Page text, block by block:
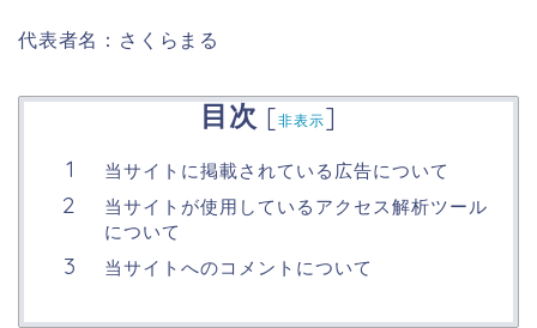
代表者名：さくらまる
目次 [非表示]
当サイトに掲載されている広告について
当サイトが使用しているアクセス解析ツール
について
当サイトへのコメントについて